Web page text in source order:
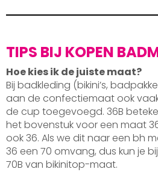
TIPS BIJ KOPEN
Hoe kies ik de juiste maat?
Bij badkleding (bikini’s,
aan de confectiemaat ook
de cup toegevoegd. 36B
het bovenstuk voor een maat
ook 36. Als we dit naar een bh
36 een 70 omvang, dus kun je
70B van bikinitop-maat.